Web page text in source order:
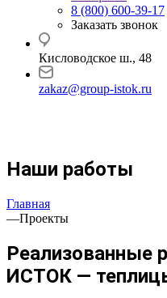
8 (800) 600-39-17
Заказать звонок
Кисловодское ш., 48
zakaz@group-istok.ru
Наши работы
Главная
—Проекты
Реализованные
ИСТОК —